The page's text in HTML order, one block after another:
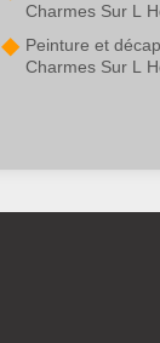
Charmes Sur L
Peinture et
Charmes Sur L